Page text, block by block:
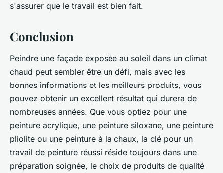
s'assurer que le travail est bien fait.
Conclusion
Peindre une façade exposée au soleil dans un climat
chaud peut sembler être un défi, mais avec les
bonnes informations et les meilleurs produits, vous
pouvez obtenir un excellent résultat qui durera de
nombreuses années. Que vous optiez pour une
peinture acrylique, une peinture siloxane, une peinture
pliolite ou une peinture à la chaux, la clé pour un
travail de peinture réussi réside toujours dans une
préparation soignée, le choix de produits de qualité